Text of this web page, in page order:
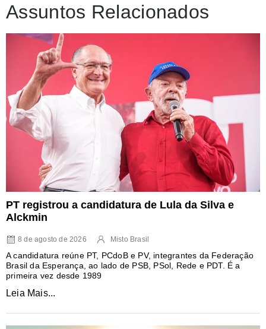
Assuntos Relacionados
PT registrou a candidatura de Lula da Silva e
Alckmin
8 de agosto de 2026 Misto Brasil
A candidatura reúne PT, PCdoB e PV, integrantes da Federação
Brasil da Esperança, ao lado de PSB, PSol, Rede e PDT. É a
primeira vez desde 1989
Leia Mais...